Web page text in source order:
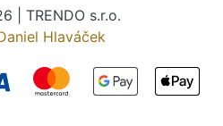
| TRENDO s.r.o.
Hlaváček